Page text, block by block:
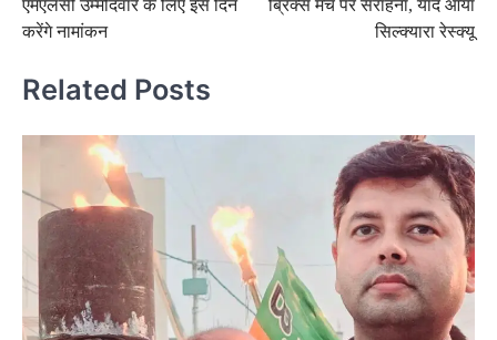
एमएलसी उम्मीदवार के लिए इस दिन
करेंगे नामांकन
ब्रिक्स मंच पर सराहना, याद आया
सिल्क्यारा रेस्क्यू
Related Posts